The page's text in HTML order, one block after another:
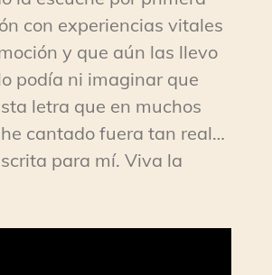
con experiencias vitales
y que aún las llevo
podía ni imaginar que
letra que en muchos
cantado fuera tan real…
para mí. Viva la